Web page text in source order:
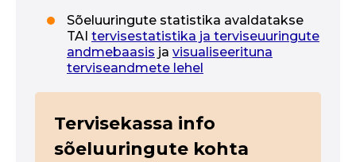
Sõeluuringute statistika avaldatakse
TAI tervisestatistika ja terviseuuringute
andmebaasis ja visualiseerituna
terviseandmete lehel
Tervisekassa info
sõeluuringute kohta